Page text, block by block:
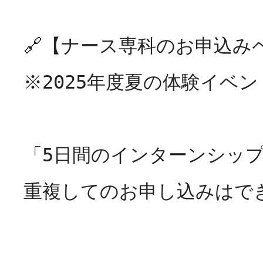
🔗【ナース専科のお申込み
※2025年度夏の体験イベ
「5日間のインターンシッ
重複してのお申し込みは